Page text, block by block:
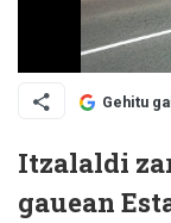
Gehitu
Itzalaldi
gauean